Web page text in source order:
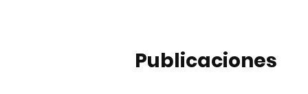
Publicaciones